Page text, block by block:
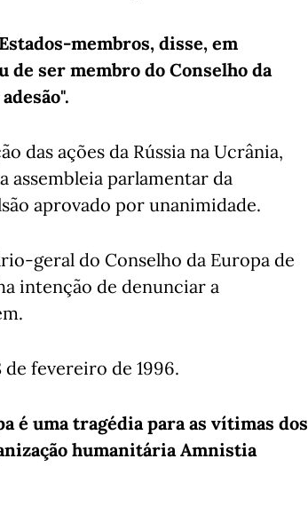
membros, disse, em
de ser membro do Conselho da
das ações da Rússia na Ucrânia,
assembleia parlamentar da
aprovado por unanimidade.
geral do Conselho da Europa de
intenção de denunciar a
de fevereiro de 1996.
é uma tragédia para as vítimas dos
humanitária Amnistia